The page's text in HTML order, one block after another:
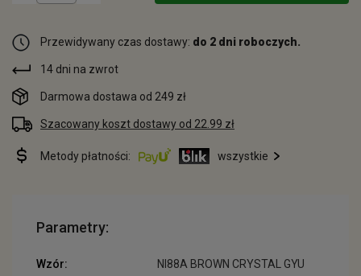
Przewidywany czas dostawy: do 2 dni roboczych.
14 dni na zwrot
Darmowa dostawa od 249 zł
Szacowany koszt dostawy od 22.99 zł
Metody płatności: wszystkie
Parametry:
Wzór:
NI88A BROWN CRYSTAL GYU